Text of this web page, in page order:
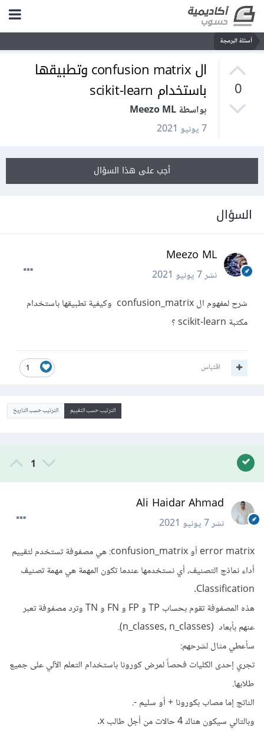
أسئلة البرمجة
0
ال confusion matrix وتطبيقها
باستخدام scikit-learn
بواسطة Meezo ML
7 يونيو 2021
أجب على هذا السؤال
السؤال
Meezo ML
نشر7 يونيو 2021
شرح لمفهوم ال confusion_matrix وكيفية تطبيقها باستخدام
مكتبة scikit-learn ؟
1 اقتباس
الترتيب حسب التقييم الترتيب حسب التاريخ
1
Ali Haidar Ahmad
نشر7 يونيو 2021
error matrix أو confusion_matrix: هي مصفوفة تستخدم لتقييم
أداء نماذج التصنيف، أي نستخدمها عندما تكون المهمة هي مهمة تصنيف
Classification.
هذه المصفوفة تقوم بحساب TP و FP و FN و TN وترد مصفوفة تعبر
عنهم بأبعاد (n_classes, n_classes).
سأعطي مثال لشرحهم:
تجري إحدى الكليات فحصاً لمرض كورونا باستخدام التعلم الآلي على جميع
طلابها.
الناتج إما مصاب بكورونا + أو سليم -.
وبالتالي سيكون هناك 4 حالات من أجل طالب x.